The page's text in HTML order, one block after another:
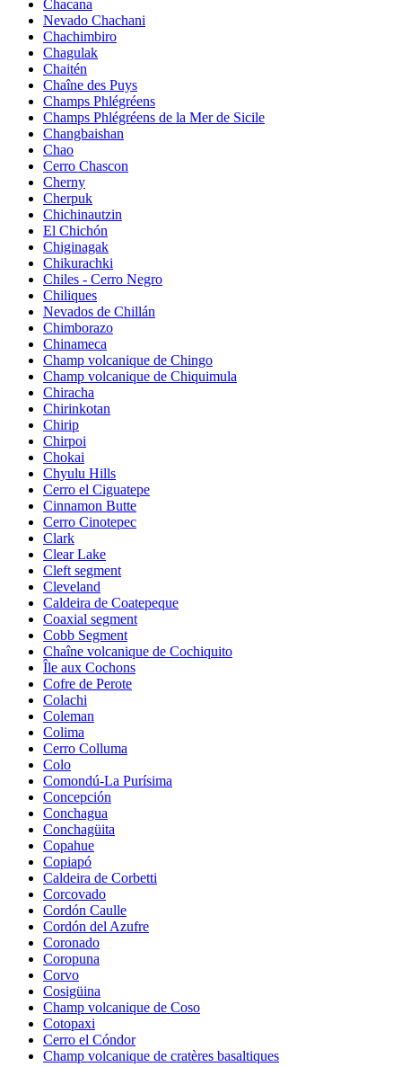
Chacana
Nevado Chachani
Chachimbiro
Chagulak
Chaitén
Chaîne des Puys
Champs Phlégréens
Champs Phlégréens de la Mer de Sicile
Changbaishan
Chao
Cerro Chascon
Cherny
Cherpuk
Chichinautzin
El Chichón
Chiginagak
Chikurachki
Chiles - Cerro Negro
Chiliques
Nevados de Chillán
Chimborazo
Chinameca
Champ volcanique de Chingo
Champ volcanique de Chiquimula
Chiracha
Chirinkotan
Chirip
Chirpoi
Chokai
Chyulu Hills
Cerro el Ciguatepe
Cinnamon Butte
Cerro Cinotepec
Clark
Clear Lake
Cleft segment
Cleveland
Caldeira de Coatepeque
Coaxial segment
Cobb Segment
Chaîne volcanique de Cochiquito
Île aux Cochons
Cofre de Perote
Colachi
Coleman
Colima
Cerro Colluma
Colo
Comondú-La Purísima
Concepción
Conchagua
Conchagüita
Copahue
Copiapó
Caldeira de Corbetti
Corcovado
Cordón Caulle
Cordón del Azufre
Coronado
Coropuna
Corvo
Cosigüina
Champ volcanique de Coso
Cotopaxi
Cerro el Cóndor
Champ volcanique de cratères basaltiques